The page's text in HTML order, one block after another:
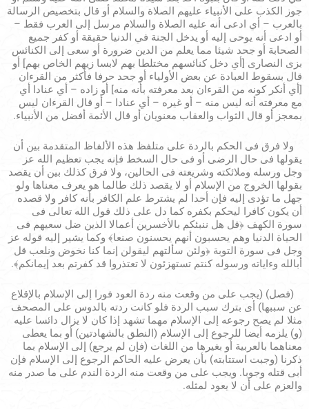
جوز الكذب على الأنبياء عليهم الصلاة والسلام أو قال بتخصيص الرسالة
بالعرب – أي ادعى أنه عليه الصلاة والسلام مرسل إلى العرب فقط –
أو ادعى أنه يوحى إليه أو يدخل الجنة في الدنيا حقيقة أو كفر جميع
الصحابة أو جحد شيئا مما يعلم من الدين ضرورة أو سعى إلى الكنائس
بزى النصارى [أي دخل كنائسهم مختلطا بهم لابسا زيهم الخاص بهم] أو
قال بسقوط العبادة عن بعض الأولياء أو جحد حرفا فأكثر من القرءان
[أي أنكر كونه من القرءان بعد معرفته بأنه منه] أو زاده – أي عنادا أي
مع معرفته أنه ليس منه – أو غيره – أي عنادا – أو قال القرءان ليس
بمعجز أو قال الثواب والعقاب معنويان أو قال الأئمة أفضل من الأنبياء.
ولا فرق فى الحكم بالردة على متلفظ هذه الألفاظ المتقدمة بين أن
يقولها فى حال الرضى أو فى حال السخط فإنه يجب تعظيم الله عز
وجل ورسله وملائكته وشريعته فى الحالين، ولا فرق كذلك بين أن يقصد
بقولها الخروج من الإسلام أو لا يقصد ذلك طالما هو يعرف معناها ولو
جهل ما تؤدى إليه فإن أحدا لم يشترط علم الكافر بأنه كافر ولا قصده
أن يكون كافرا ليحكم بكفره كما دل على ذلك قول الله تعالى فى
سورة الكهف ﴿قل هل ننبئكم بالأخسرين أعمالا الذين ضل سعيهم فى
الحياة الدنيا وهم يحسبون أنهم يحسنون صنعا﴾ وكما يشير إليه قوله عز
وجل فى سورة التوبة ﴿ولئن سألتهم ليقولن إنما كنا نخوض ونلعب قل
أبالله وءاياته ورسوله كنتم تستهزئون لا تعتذروا قد كفرتم بعد إيمانكم﴾.
(فصل) (يجب على من وقعت منه ردة العود فورا إلى الإسلام بالإقلاع
عن سببها) أى بترك سبب الردة فلو كانت ردته بالدوس على المصحف
مثلا لم يصح رجوعه إلى الإسلام مهما تشهد إذا كان لا يزال دائسا عليه
(و) يلزمه أيضا للرجوع إلى الإسلام (النطق بالشهادتين) أو بما يعطى
معناهما بالعربية أو بغيرها من اللغات (فإن لم يرجع) إلى الإسلام بما
ذكرنا (وجبت استتابته) بأن يعرض عليه الحاكم الرجوع إلى الإسلام فإن
أبى قتله وجوبا. ويجب على من وقعت منه الردة الندم على ما صدر منه
والعزم على أن لا يعود لمثله.